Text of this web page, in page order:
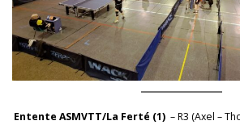
Entente ASMVTT/La Ferté (1) – R3 (Axel –